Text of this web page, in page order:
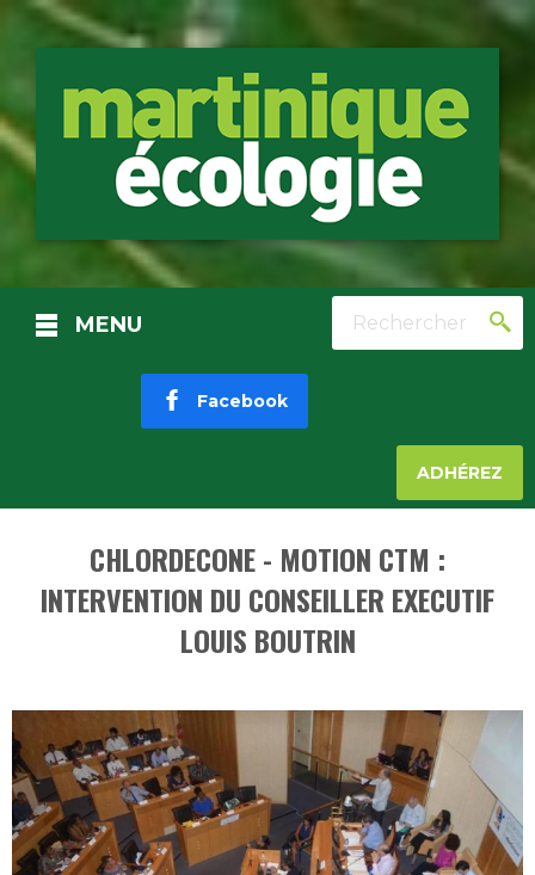
MENU Rechercher
Facebook
ADHÉREZ
CHLORDECONE - MOTION CTM :
INTERVENTION DU CONSEILLER EXECUTIF
LOUIS BOUTRIN